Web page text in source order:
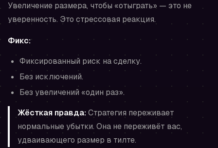
Увеличение размера, чтобы «отыграть» — это не
уверенность. Это стрессовая реакция.
Фикс:
Фиксированный риск на сделку.
Без исключений.
Без увеличений «один раз».
Жёсткая правда:Стратегия переживает
нормальные убытки. Она не переживёт вас,
удваивающего размер в тилте.